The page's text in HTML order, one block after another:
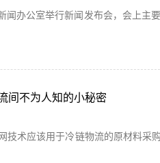
闻办公室举行新闻发布会，会上主
间不为人知的小秘密
技术应该用于冷链物流的原材料